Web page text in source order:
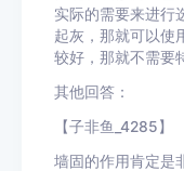
实际的需要来进行
起灰，那就可以使
较好，那就不需要
其他回答：
【子非鱼_4285】
墙固的作用肯定是